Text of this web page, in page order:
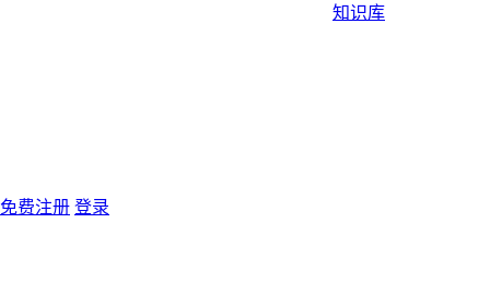
知识库
免费注册 登录